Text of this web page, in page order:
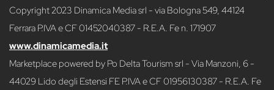
Copyright 2023 Dinamica Media srl - via Bologna 549, 44124
Ferrara P.IVA e CF 01452040387 - R.E.A. Fe n. 171907
www.dinamicamedia.it
Marketplace powered by Po Delta Tourism srl - Via Manzoni, 6 -
44029 Lido degli Estensi FE P.IVA e CF 01956130387 - R.E.A. Fe